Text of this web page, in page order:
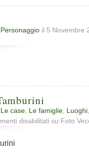
Personaggio il 5 Novembre
Le case, Le famiglie, Luoghi
disabilitati su Foto